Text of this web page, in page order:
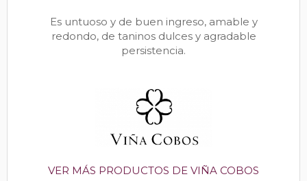
Es untuoso y de buen ingreso, amable y
redondo, de taninos dulces y agradable
persistencia.
VER MÁS PRODUCTOS DE VIÑA COBOS